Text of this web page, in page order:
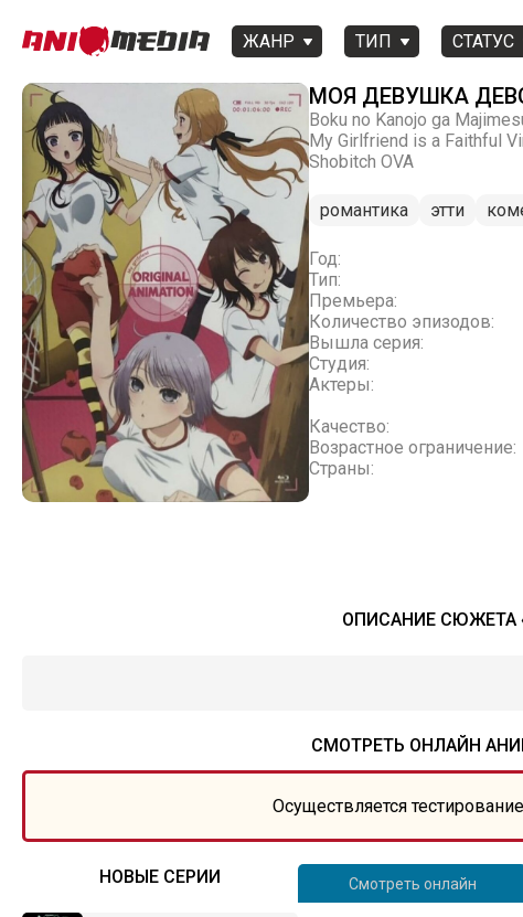
ЖАНР ТИП СТАТУС
МОЯ ДЕВУШКА
Boku no Kanojo ga
My Girlfriend is a Faithful
Shobitch OVA
романтика этти
Год:
Тип:
Премьера:
Количество эпизодов:
Вышла серия:
Студия:
Актеры:
Качество:
Возрастное ограничение:
Страны:
ОПИСАНИЕ СЮЖЕТА
СМОТРЕТЬ ОНЛАЙН
Осуществляется
НОВЫЕ СЕРИИ Смотреть онлайн